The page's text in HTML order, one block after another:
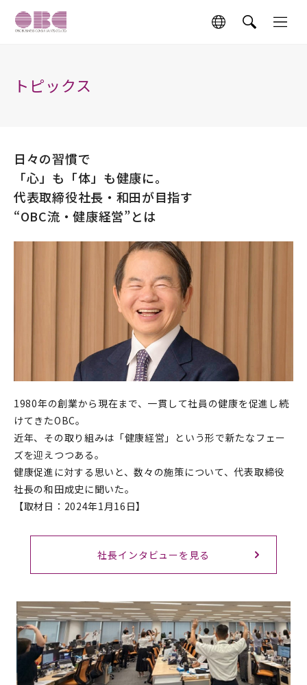
トピックス
日々の習慣で
「心」も「体」も健康に。
代表取締役社長・和田が目指す
“OBC流・健康経営”とは
1980年の創業から現在まで、一貫して社員の健康を促進し続
けてきたOBC。
近年、その取り組みは「健康経営」という形で新たなフェー
ズを迎えつつある。
健康促進に対する思いと、数々の施策について、代表取締役
社長の和田成史に聞いた。
【取材日：2024年1月16日】
社長インタビューを見る